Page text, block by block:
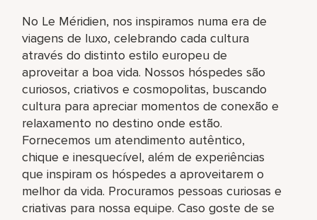
No Le Méridien, nos inspiramos numa era de
viagens de luxo, celebrando cada cultura
através do distinto estilo europeu de
aproveitar a boa vida. Nossos hóspedes são
curiosos, criativos e cosmopolitas, buscando
cultura para apreciar momentos de conexão e
relaxamento no destino onde estão.
Fornecemos um atendimento autêntico,
chique e inesquecível, além de experiências
que inspiram os hóspedes a aproveitarem o
melhor da vida. Procuramos pessoas curiosas e
criativas para nossa equipe. Caso goste de se